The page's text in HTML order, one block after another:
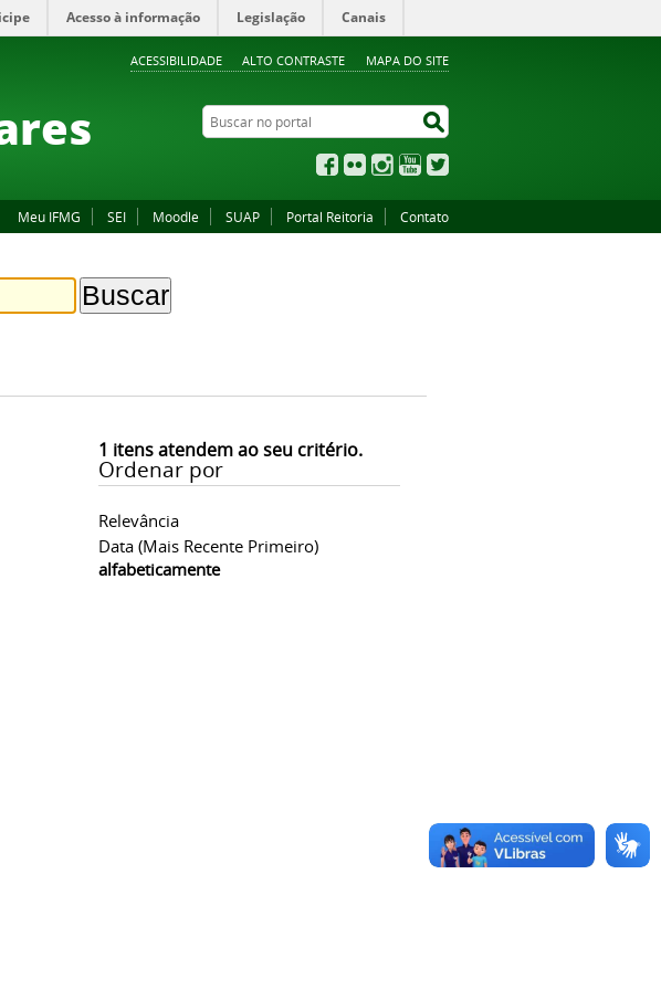
ACESSIBILIDADE ALTO CONTRASTE MAPA DO SITE
Acesso à informação Legislação Canais
Buscar no portal
Facebook
Flickr InstagramYouTube
Meu IFMG SEI Moodle SUAP Portal Reitoria Contato
1 itens atendem ao seu critério.
Ordenar por
Relevância
Data (mais Recente Primeiro)
alfabeticamente